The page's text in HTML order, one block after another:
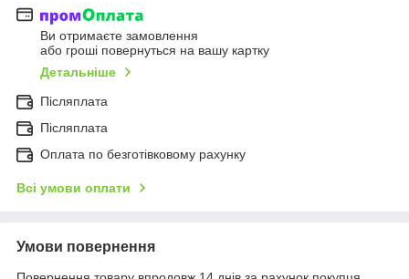
Ви отримаєте замовлення
або гроші повернуться на вашу картку
Детальніше
Післяплата
Післяплата
Оплата по безготівковому рахунку
Всі умови оплати
Умови повернення